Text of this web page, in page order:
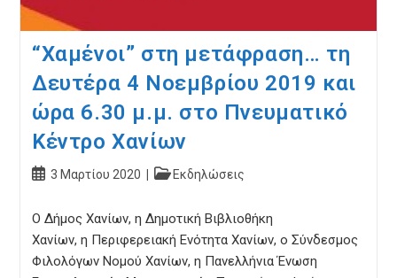
“Χαμένοι” στη μετάφραση… τη
Δευτέρα 4 Νοεμβρίου 2019 και
ώρα 6.30 μ.μ. στο Πνευματικό
Κέντρο Χανίων
Post3 Μαρτίου 2020
PostΕκδηλώσεις
Ο Δήμος Χανίων, η Δημοτική Βιβλιοθήκη
Χανίων, η Περιφερειακή Ενότητα Χανίων, ο Σύνδεσμος
Φιλολόγων Νομού Χανίων, η Πανελλήνια Ένωση